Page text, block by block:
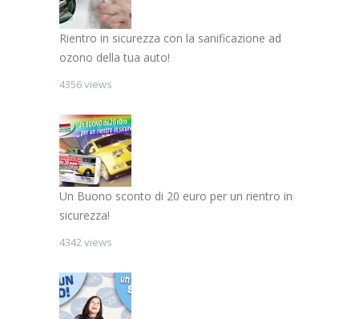
Rientro in sicurezza con la sanificazione ad
ozono della tua auto!
4356 views
Un Buono sconto di 20 euro per un rientro in
sicurezza!
4342 views